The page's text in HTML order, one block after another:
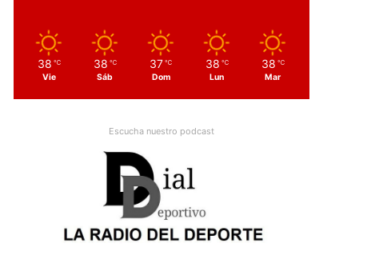
38 ℃
Vie
38 ℃
Sáb
37 ℃
Dom
38 ℃
Lun
38 ℃
Mar
Escucha nuestro podcast